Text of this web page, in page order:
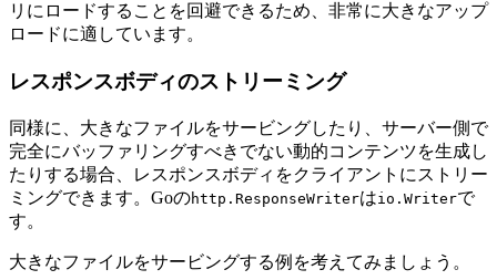
リにロードすることを回避できるため、非常に大きなアップ
ロードに適しています。
レスポンスボディのストリーミング
同様に、大きなファイルをサービングしたり、サーバー側で
完全にバッファリングすべきでない動的コンテンツを生成し
たりする場合、レスポンスボディをクライアントにストリー
ミングできます。Goのhttp.ResponseWriterはio.Writerで
す。
大きなファイルをサービングする例を考えてみましょう。